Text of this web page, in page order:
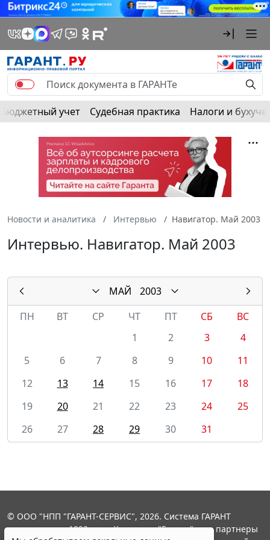
Бюджетный учет Судебная практика Налоги и
Новости и аналитика Интервью Навигатор. Май 2003
Интервью. Навигатор. Май 2003
МАЙ
2003
ПН
ВТ СР ЧТ ПТ СБ
ВС
1
2 3
4
5
6 7 8 9 10
11
12
13 14 15 16 17
18
19
20 21 22 23 24
25
26
27 28 29 30 31
© ООО "НПП "ГАРАНТ-СЕРВИС", 2026. Система ГАРАНТ
выпускается с 1990 года. Компания "Гарант" и ее партнеры